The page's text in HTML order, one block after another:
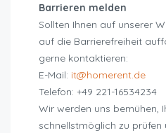
Barrieren melden
Sollten Ihnen auf unserer
auf die Barrierefreiheit
gerne kontaktieren:
E-Mail: it@homerent.de
Telefon: +49 221-16534234
Wir werden uns bemühen,
schnellstmöglich zu prüfen